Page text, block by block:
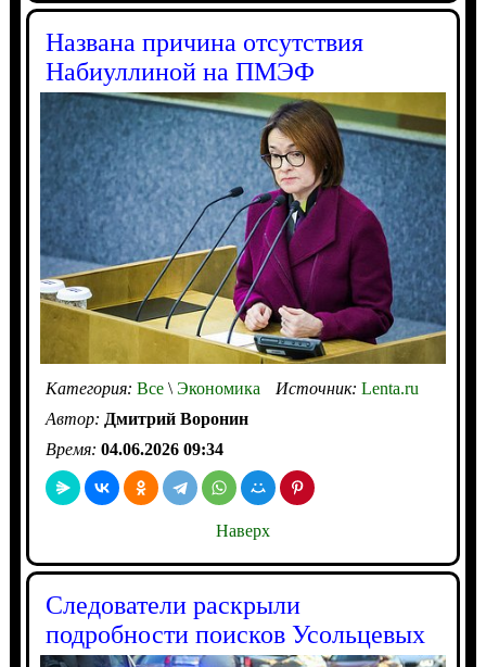
Названа причина отсутствия
Набиуллиной на ПМЭФ
Категория: Все\Экономика Источник: Lenta.ru
Автор: Дмитрий Воронин
Время: 04.06.2026 09:34
Наверх
Следователи раскрыли
подробности поисков Усольцевых